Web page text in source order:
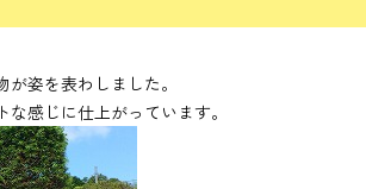
姿を表わしました。
感じに仕上がっています。